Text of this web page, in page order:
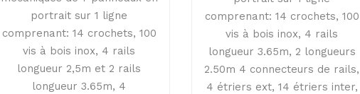
portrait sur 1 ligne
comprenant: 14 crochets, 100
vis à bois inox, 4 rails
longueur 2,5m et 2 rails
longueur 3.65m, 4
comprenant: 14 crochets, 100
vis à bois inox, 4 rails
longueur 3.65m, 2 longueurs
2.50m 4 connecteurs de rails,
4 étriers ext, 14 étriers inter,